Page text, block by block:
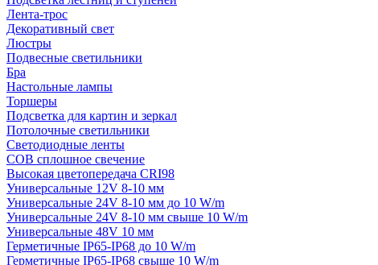
Лента-трос
Декоративный свет
Люстры
Подвесные светильники
Бра
Настольные лампы
Торшеры
Подсветка для картин и зеркал
Потолочные светильники
Светодиодные ленты
COB сплошное свечение
Высокая цветопередача CRI98
Универсальные 12V 8-10 мм
Универсальные 24V 8-10 мм до 10 W/m
Универсальные 24V 8-10 мм свыше 10 W/m
Универсальные 48V 10 мм
Герметичные IP65-IP68 до 10 W/m
Герметичные IP65-IP68 свыше 10 W/m